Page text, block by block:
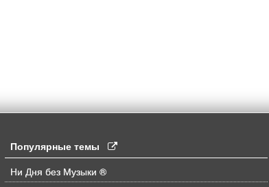
Популярные темы
Ни Дня без Музыки ®